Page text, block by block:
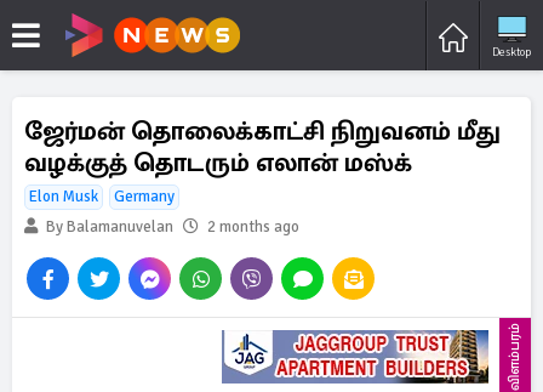
Desktop
ஜேர்மன் தொலைக்காட்சி நிறுவனம் மீது
வழக்குத் தொடரும் எலான் மஸ்க்
Elon Musk
Germany
By Balamanuvelan
2 months ago
விளம்பரம்